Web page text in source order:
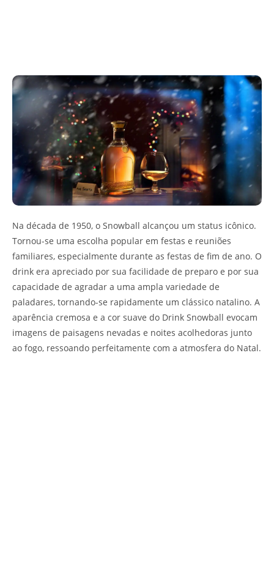
Na década de 1950, o Snowball alcançou um status icônico.
Tornou-se uma escolha popular em festas e reuniões
familiares, especialmente durante as festas de fim de ano. O
drink era apreciado por sua facilidade de preparo e por sua
capacidade de agradar a uma ampla variedade de
paladares, tornando-se rapidamente um clássico natalino. A
aparência cremosa e a cor suave do Drink Snowball evocam
imagens de paisagens nevadas e noites acolhedoras junto
ao fogo, ressoando perfeitamente com a atmosfera do Natal.